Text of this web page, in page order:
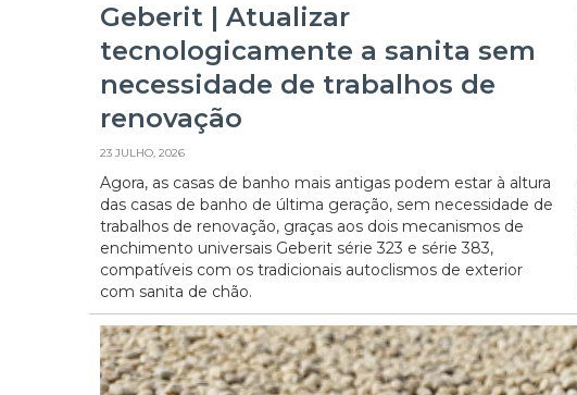
Geberit | Atualizar
tecnologicamente a sanita sem
necessidade de trabalhos de
renovação
23 JULHO, 2026
Agora, as casas de banho mais antigas podem estar à altura
das casas de banho de última geração, sem necessidade de
trabalhos de renovação, graças aos dois mecanismos de
enchimento universais Geberit série 323 e série 383,
compatíveis com os tradicionais autoclismos de exterior
com sanita de chão.